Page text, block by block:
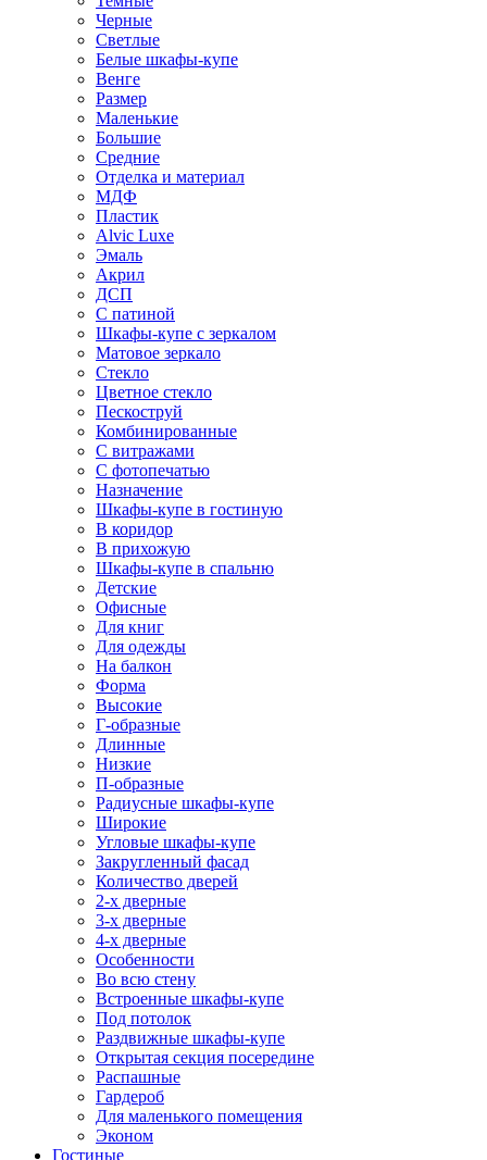
Черные
Светлые
Белые шкафы-купе
Венге
Размер
Маленькие
Большие
Средние
Отделка и материал
МДФ
Пластик
Alvic Luxe
Эмаль
Акрил
ДСП
С патиной
Шкафы-купе с зеркалом
Матовое зеркало
Стекло
Цветное стекло
Пескоструй
Комбинированные
С витражами
С фотопечатью
Назначение
Шкафы-купе в гостиную
В коридор
В прихожую
Шкафы-купе в спальню
Детские
Офисные
Для книг
Для одежды
На балкон
Форма
Высокие
Г-образные
Длинные
Низкие
П-образные
Радиусные шкафы-купе
Широкие
Угловые шкафы-купе
Закругленный фасад
Количество дверей
2-х дверные
3-х дверные
4-х дверные
Особенности
Во всю стену
Встроенные шкафы-купе
Под потолок
Раздвижные шкафы-купе
Открытая секция посередине
Распашные
Гардероб
Для маленького помещения
Эконом
Гостиные